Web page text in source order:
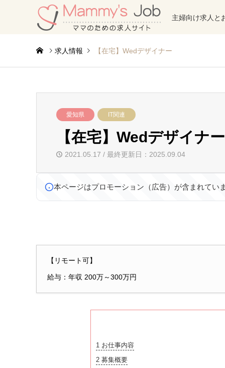
主婦向け求人と
求人情報 【在宅】Wedデザイナー
愛知県 IT関連
【在宅】Wedデザイナー
2021.05.17 / 最終更新日：2025.09.04
本ページはプロモーション（広告）が含まれていま
【リモート可】
給与：年収 200万～300万円
1 お仕事内容
2募集概要